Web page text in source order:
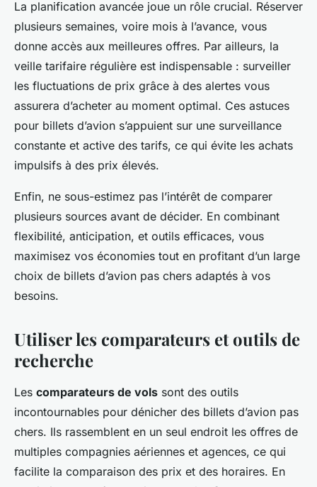
La planification avancée joue un rôle crucial. Réserver
plusieurs semaines, voire mois à l’avance, vous
donne accès aux meilleures offres. Par ailleurs, la
veille tarifaire régulière est indispensable : surveiller
les fluctuations de prix grâce à des alertes vous
assurera d’acheter au moment optimal. Ces astuces
pour billets d’avion s’appuient sur une surveillance
constante et active des tarifs, ce qui évite les achats
impulsifs à des prix élevés.
Enfin, ne sous-estimez pas l’intérêt de comparer
plusieurs sources avant de décider. En combinant
flexibilité, anticipation, et outils efficaces, vous
maximisez vos économies tout en profitant d’un large
choix de billets d’avion pas chers adaptés à vos
besoins.
Utiliser les comparateurs et outils de
recherche
Les comparateurs de vols sont des outils
incontournables pour dénicher des billets d’avion pas
chers. Ils rassemblent en un seul endroit les offres de
multiples compagnies aériennes et agences, ce qui
facilite la comparaison des prix et des horaires. En